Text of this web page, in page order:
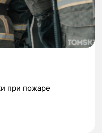
при пожаре